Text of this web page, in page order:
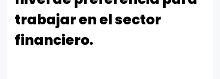
trabajar en el sector
financiero.